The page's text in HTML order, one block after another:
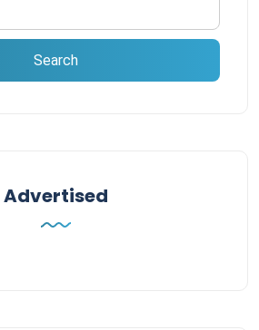
Advertised